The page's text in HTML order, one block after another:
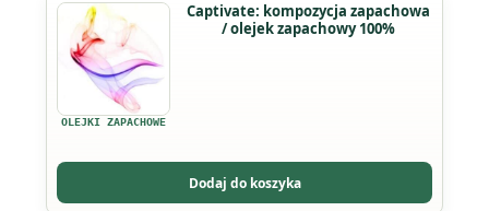
stronie
produktu
OLEJKI ZAPACHOWE
Captivate: kompozycja zapachowa
/ olejek zapachowy 100%
Dodaj do koszyka